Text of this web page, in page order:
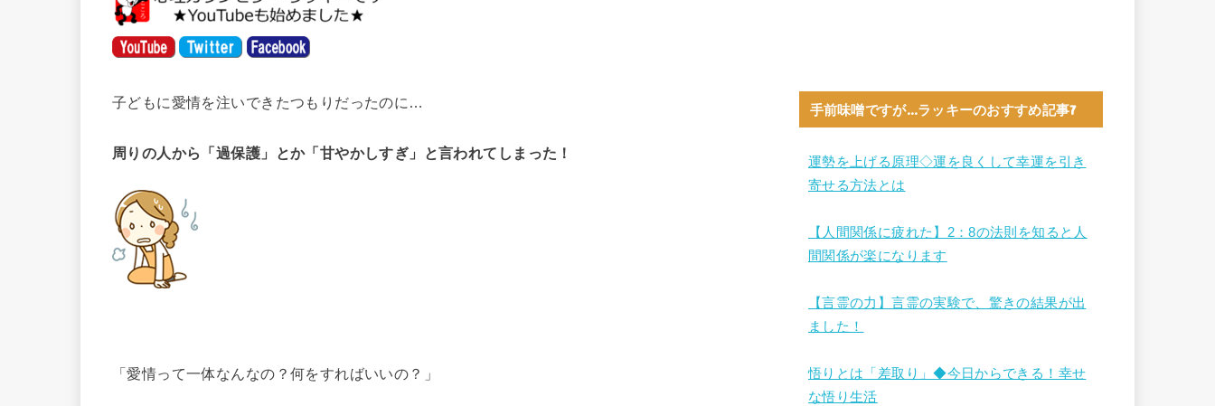
子どもに愛情を注いできたつもりだったのに…
周りの人から「過保護」とか「甘やかしすぎ」と言われてしまった！
「愛情って一体なんなの？何をすればいいの？」
手前味噌ですが…ラッキーのおすすめ記事7
運勢を上げる原理◇運を良くして幸運を引き
寄せる方法とは
【人間関係に疲れた】2：8の法則を知ると人
間関係が楽になります
【言霊の力】言霊の実験で、驚きの結果が出
ました！
悟りとは「差取り」◆今日からできる！幸せ
な悟り生活